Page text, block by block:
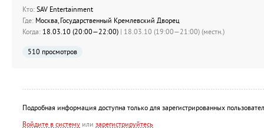
Кто: SAV Entertainment
Где: Москва, Государственный Кремлевский Дворец
Когда: 18.03.10 (20:00—22:00) | 18.03.10 (19:00—21:00) (местн.)
510 просмотров
Подробная информация доступна только для зарегистрированных
Войдите в систему или зарегистрируйтесь